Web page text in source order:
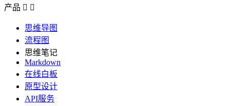
产品  
思维导图
流程图
思维笔记
Markdown
在线白板
原型设计
API服务